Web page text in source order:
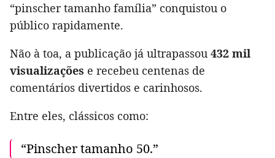
“pinscher tamanho família” conquistou o
público rapidamente.
Não à toa, a publicação já ultrapassou 432 mil
visualizações e recebeu centenas de
comentários divertidos e carinhosos.
Entre eles, clássicos como:
“Pinscher tamanho 50.”